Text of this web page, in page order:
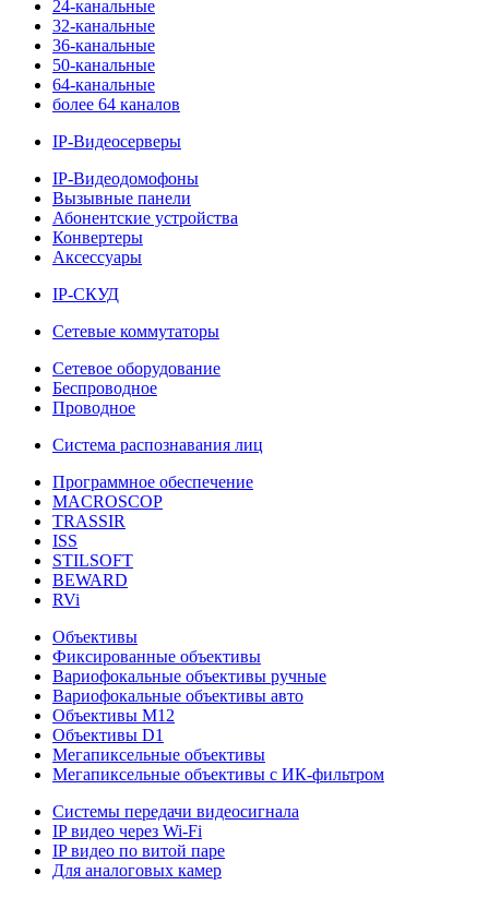
24-канальные
32-канальные
36-канальные
50-канальные
64-канальные
более 64 каналов
IP-Видеосерверы
IP-Видеодомофоны
Вызывные панели
Абонентские устройства
Конвертеры
Аксессуары
IP-СКУД
Сетевые коммутаторы
Сетевое оборудование
Беспроводное
Проводное
Система распознавания лиц
Программное обеспечение
MACROSCOP
TRASSIR
ISS
STILSOFT
BEWARD
RVi
Объективы
Фиксированные объективы
Вариофокальные объективы ручные
Вариофокальные объективы авто
Объективы М12
Объективы D1
Мегапиксельные объективы
Мегапиксельные объективы с ИК-фильтром
Системы передачи видеосигнала
IP видео через Wi-Fi
IP видео по витой паре
Для аналоговых камер